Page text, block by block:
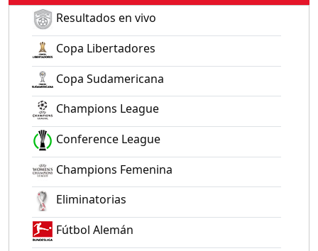
Resultados en vivo
Copa Libertadores
Copa Sudamericana
Champions League
Conference League
Champions Femenina
Eliminatorias
Fútbol Alemán